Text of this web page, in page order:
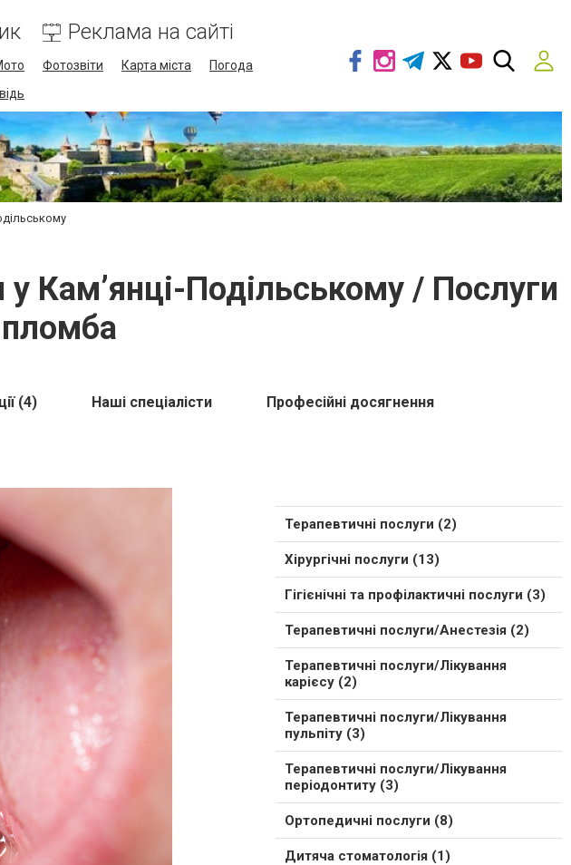
Реклама на сайті
Фотозвіти Карта міста
Погода
Кам’янці-Подільському / Послуги
(4) Наші спеціалісти Професійні досягнення
Терапевтичні послуги (2)
Хірургічні послуги (13)
Гігієнічні та профілактичні послуги (3)
Терапевтичні послуги/Анестезія (2)
Терапевтичні послуги/Лікування
карієсу (2)
Терапевтичні послуги/Лікування
пульпіту (3)
Терапевтичні послуги/Лікування
періодонтиту (3)
Ортопедичні послуги (8)
Дитяча стоматологія (1)